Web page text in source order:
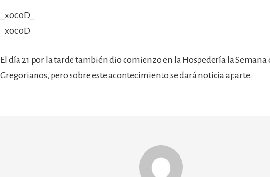
_x000D_
_x000D_
El día 21 por la tarde también dio comienzo en la Hospedería la Semana
Gregorianos, pero sobre este acontecimiento se dará noticia aparte.